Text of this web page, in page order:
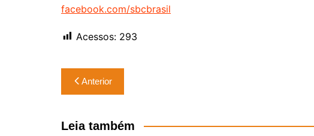
facebook.com/sbcbrasil
Acessos: 293
Navegação
de
Post
Anterior
Leia também